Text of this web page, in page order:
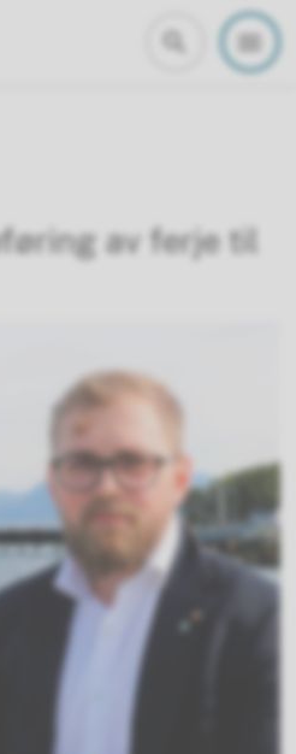
av ferje til